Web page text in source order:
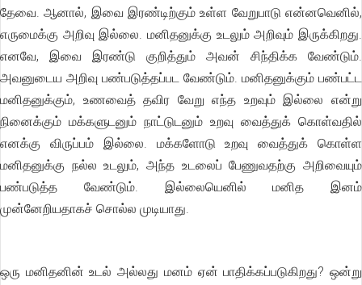
தேவை. ஆனால், இவை இரண்டிற்கும் உள்ள வேறுபாடு என்னவெனில்,
எருமைக்கு அறிவு இல்லை. மனிதனுக்கு உடலும் அறிவும் இருக்கிறது.
எனவே, இவை இரண்டு குறித்தும் அவன் சிந்திக்க வேண்டும்.
அவனுடைய அறிவு பண்படுத்தப்பட வேண்டும். மனிதனுக்கும் பண்பட்ட
மனிதனுக்கும், உணவைத் தவிர வேறு எந்த உறவும் இல்லை என்று
நினைக்கும் மக்களுடனும் நாட்டுடனும் உறவு வைத்துக் கொள்வதில்
எனக்கு விருப்பம் இல்லை. மக்களோடு உறவு வைத்துக் கொள்ள
மனிதனுக்கு நல்ல உடலும், அந்த உடலைப் பேணுவதற்கு அறிவையும்
பண்படுத்த வேண்டும். இல்லையெனில் மனித இனம்
முன்னேறியதாகச் சொல்ல முடியாது.
ஒரு மனிதனின் உடல் அல்லது மனம் ஏன் பாதிக்கப்படுகிறது? ஒன்று